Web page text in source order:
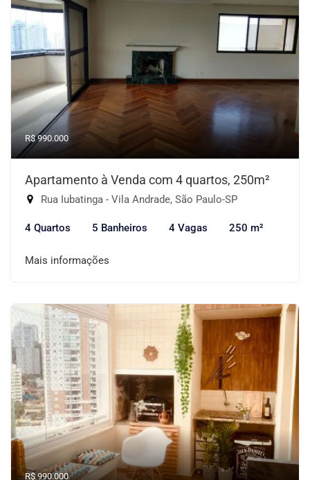
R$ 990.000
Apartamento à Venda com 4 quartos, 250m²
Rua Iubatinga - Vila Andrade, São Paulo-SP
4 Quartos 5 Banheiros 4 Vagas 250 m²
Mais informações
R$ 990.000